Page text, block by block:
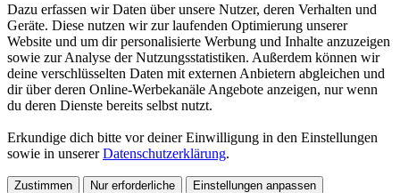
Dazu erfassen wir Daten über unsere Nutzer, deren Verhalten und
Geräte. Diese nutzen wir zur laufenden Optimierung unserer
Website und um dir personalisierte Werbung und Inhalte anzuzeigen
sowie zur Analyse der Nutzungsstatistiken. Außerdem können wir
deine verschlüsselten Daten mit externen Anbietern abgleichen und
dir über deren Online-Werbekanäle Angebote anzeigen, nur wenn
du deren Dienste bereits selbst nutzt.
Erkundige dich bitte vor deiner Einwilligung in den Einstellungen
sowie in unsererDatenschutzerklärung.
Zustimmen Nur erforderliche Einstellungen anpassen